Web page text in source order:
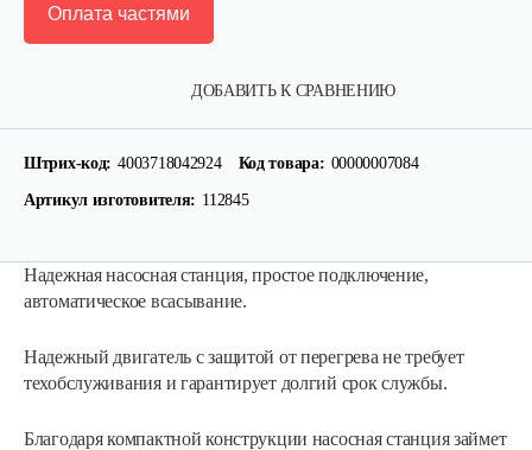
ДОБАВИТЬ К СРАВНЕНИЮ
Оплата частями
Штрих-код: 4003718042924 Код товара: 00000007084
Артикул изготовителя: 112845
Надежная насосная станция, простое подключение,
автоматическое всасывание.
Надежный двигатель с защитой от перегрева не требует
техобслуживания и гарантирует долгий срок службы.
Благодаря компактной конструкции насосная станция займет